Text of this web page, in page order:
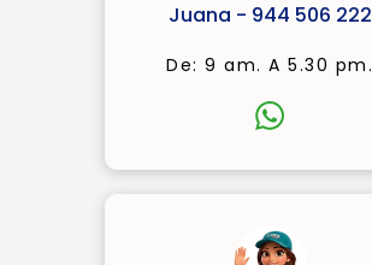
Juana - 944 506 222
De: 9 am. A 5.30 pm.